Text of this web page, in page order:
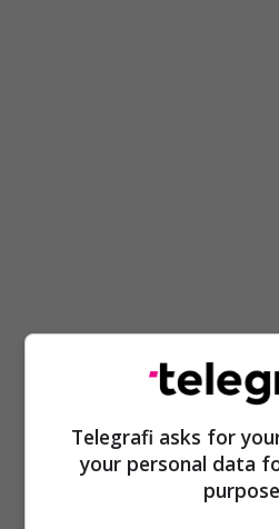
Telegrafi asks for
your personal data